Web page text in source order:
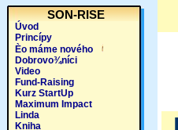
SON-RISE
Úvod
Princípy
Èo máme nového
Dobrovo¾níci
Video
Fund-Raising
Kurz StartUp
Maximum Impact
Linda
Kniha